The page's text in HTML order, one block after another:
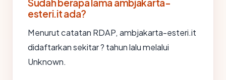
Sudah berapa lama ambjakarta-
esteri.it ada?
Menurut catatan RDAP, ambjakarta-esteri.it
didaftarkan sekitar ? tahun lalu melalui
Unknown.